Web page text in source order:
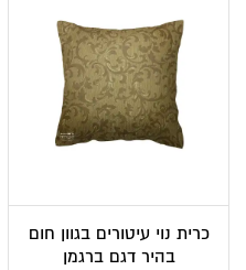
כרית נוי עיטורים בגוון חום
בהיר דגם ברגמן